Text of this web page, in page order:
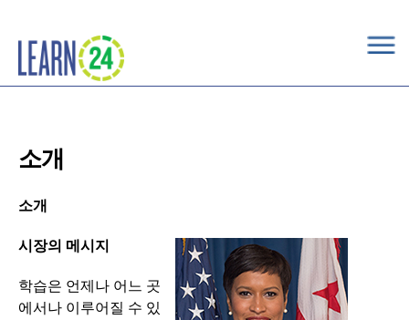
×
소개
소개
시장의 메시지
학습은 언제나 어느 곳
에서나 이루어질 수 있